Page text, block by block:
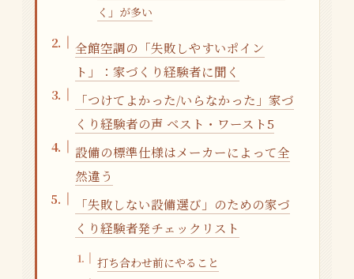
く」が多い
全館空調の「失敗しやすいポイン
ト」：家づくり経験者に聞く
「つけてよかった/いらなかった」家づ
くり経験者の声 ベスト・ワースト5
設備の標準仕様はメーカーによって全
然違う
「失敗しない設備選び」のための家づ
くり経験者発チェックリスト
打ち合わせ前にやること